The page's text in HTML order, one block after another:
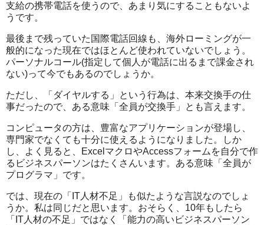
支給の携帯電話を使うので、あまり気にすることもないよ
うです。
最後まで残っていた国際電話回線も、海外ローミングが一
般的になった現在ではほとんど使われていないでしょう。
パーソナルコール(指定して個人が電話に出るまで課金され
ない)って今でもあるのでしょうか。
ただし、「ダイヤルする」という行為は、本来交換手の仕
事だったので、ある意味「全員が交換手」とも言えます。
コンピュータの方は、豊富なアプリケーションが登場し、
専門家でなくても十分に使えるようになりました。しか
し、よく見ると、ExcelマクロやAccessフォームを自分で作
るビジネスパーソンはたくさんいます。ある意味「全員が
プログラマ」です。
では、現在の「IT人材不足」も似たような言説なのでしょ
うか。私は同じだと思います。おそらく、10年もしたら
「IT人材の不足」ではなく「能力の高いビジネスパーソン